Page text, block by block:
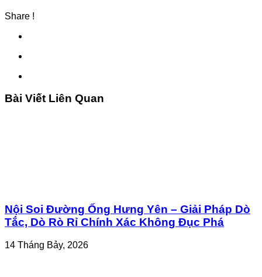
Share !
Bài Viết Liên Quan
Nội Soi Đường Ống Hưng Yên – Giải Pháp Dò
Tắc, Dò Rò Rỉ Chính Xác Không Đục Phá
14 Tháng Bảy, 2026